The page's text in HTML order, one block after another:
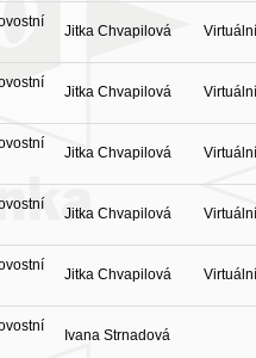
Jitka Chvapilová
Jitka Chvapilová
Jitka Chvapilová
Jitka Chvapilová
Jitka Chvapilová
Ivana Strnadová